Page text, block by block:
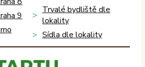
9
Trvalé bydliště dle
lokality
Sídla dle lokality